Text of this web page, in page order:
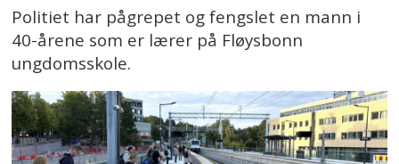
Politiet har pågrepet og fengslet en mann i
40-årene som er lærer på Fløysbonn
ungdomsskole.